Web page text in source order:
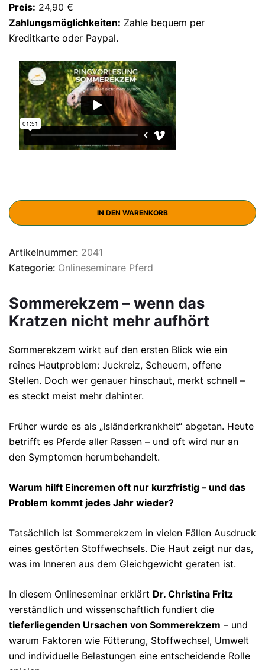
Preis: 24,90 €
Zahlungsmöglichkeiten: Zahle bequem per
Kreditkarte oder Paypal.
IN DEN WARENKORB
Artikelnummer: 2041
Kategorie: Onlineseminare Pferd
Sommerekzem – wenn das
Kratzen nicht mehr aufhört
Sommerekzem wirkt auf den ersten Blick wie ein
reines Hautproblem: Juckreiz, Scheuern, offene
Stellen. Doch wer genauer hinschaut, merkt schnell –
es steckt meist mehr dahinter.
Früher wurde es als „Isländerkrankheit“ abgetan. Heute
betrifft es Pferde aller Rassen – und oft wird nur an
den Symptomen herumbehandelt.
Warum hilft Eincremen oft nur kurzfristig – und das
Problem kommt jedes Jahr wieder?
Tatsächlich ist Sommerekzem in vielen Fällen Ausdruck
eines gestörten Stoffwechsels. Die Haut zeigt nur das,
was im Inneren aus dem Gleichgewicht geraten ist.
In diesem Onlineseminar erklärt Dr. Christina Fritz
verständlich und wissenschaftlich fundiert die
tieferliegenden Ursachen von Sommerekzem – und
warum Faktoren wie Fütterung, Stoffwechsel, Umwelt
und individuelle Belastungen eine entscheidende Rolle